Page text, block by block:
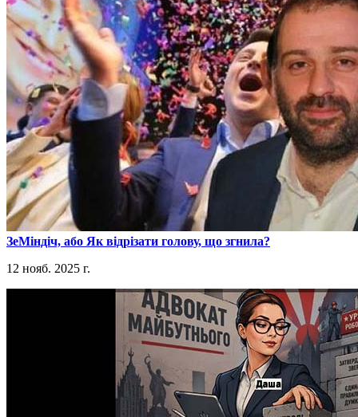
​ЗеМіндіч, або Як відрізати голову, що згнила?
12 нояб. 2025 г.